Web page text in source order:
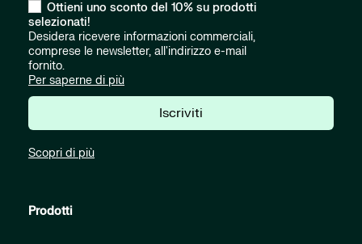
Ottieni uno sconto del 10% su prodotti
selezionati!
Desidera ricevere informazioni commerciali,
comprese le newsletter, all'indirizzo e-mail
fornito.
Per saperne di più
Iscriviti
Scopri di più
Prodotti